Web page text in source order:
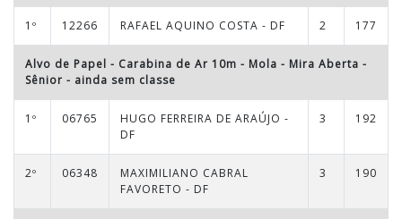
1º 12266 RAFAEL AQUINO COSTA - DF 2 177
Alvo de Papel - Carabina de Ar 10m - Mola - Mira Aberta -
Sênior - ainda sem classe
1º 06765
HUGO FERREIRA DE ARAÚJO -
DF
3 192
2º 06348
MAXIMILIANO CABRAL
FAVORETO - DF
3 190